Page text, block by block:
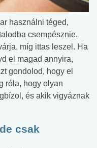
használni téged,
csempésznie.
míg ittas leszel. Ha
el magad annyira,
gondolod, hogy el
róla, hogy olyan
és akik vigyáznak
csak